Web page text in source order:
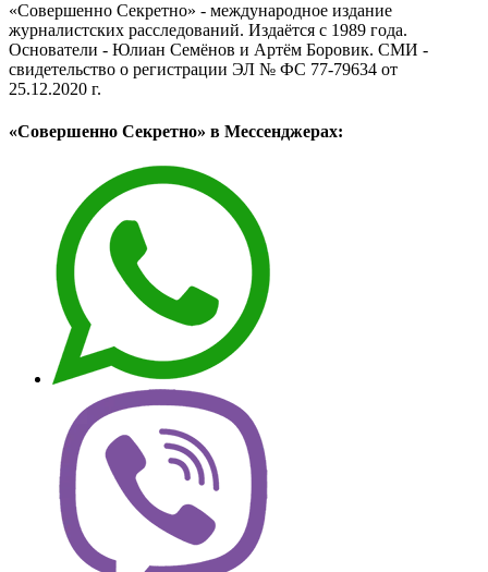
«Совершенно Секретно» - международное издание
журналистских расследований. Издаётся с 1989 года.
Основатели - Юлиан Семёнов и Артём Боровик. CМИ -
свидетельство о регистрации ЭЛ № ФС 77-79634 от
25.12.2020 г.
«Совершенно Секретно» в Мессенджерах: